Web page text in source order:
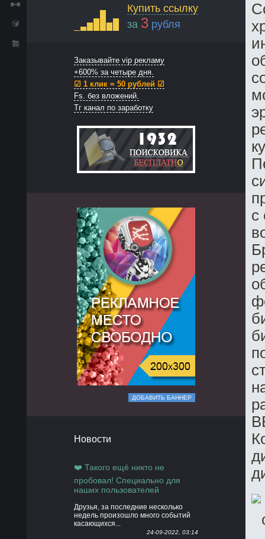
Купить ссылку
за 3 рубля
Заказывайте vip рекламу
+600% за четыре дня.
☑ 1 клик = 50 рублей ☑
Fs. без вложений.
Тг канал по заработку
ДОБАВИТЬ БАННЕР
Новости
❤️ Такого ещё никто не
пробовал! Специально для
наших пользователей
Друзья, за последние несколько
недель произошло много событий
касающихся...
24-09-2022, 03:14
с